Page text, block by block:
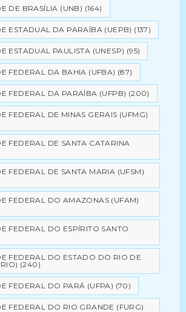
DE BRASÍLIA (UNB) (164)
ESTADUAL DA PARAÍBA (UEPB) (137)
ESTADUAL PAULISTA (UNESP) (95)
FEDERAL DA BAHIA (UFBA) (87)
FEDERAL DA PARAÍBA (UFPB) (200)
FEDERAL DE MINAS GERAIS (UFMG)
FEDERAL DE SANTA CATARINA
FEDERAL DE SANTA MARIA (UFSM)
FEDERAL DO AMAZONAS (UFAM)
FEDERAL DO ESPÍRITO SANTO
FEDERAL DO ESTADO DO RIO DE
(240)
FEDERAL DO PARÁ (UFPA) (70)
FEDERAL DO RIO GRANDE (FURG)